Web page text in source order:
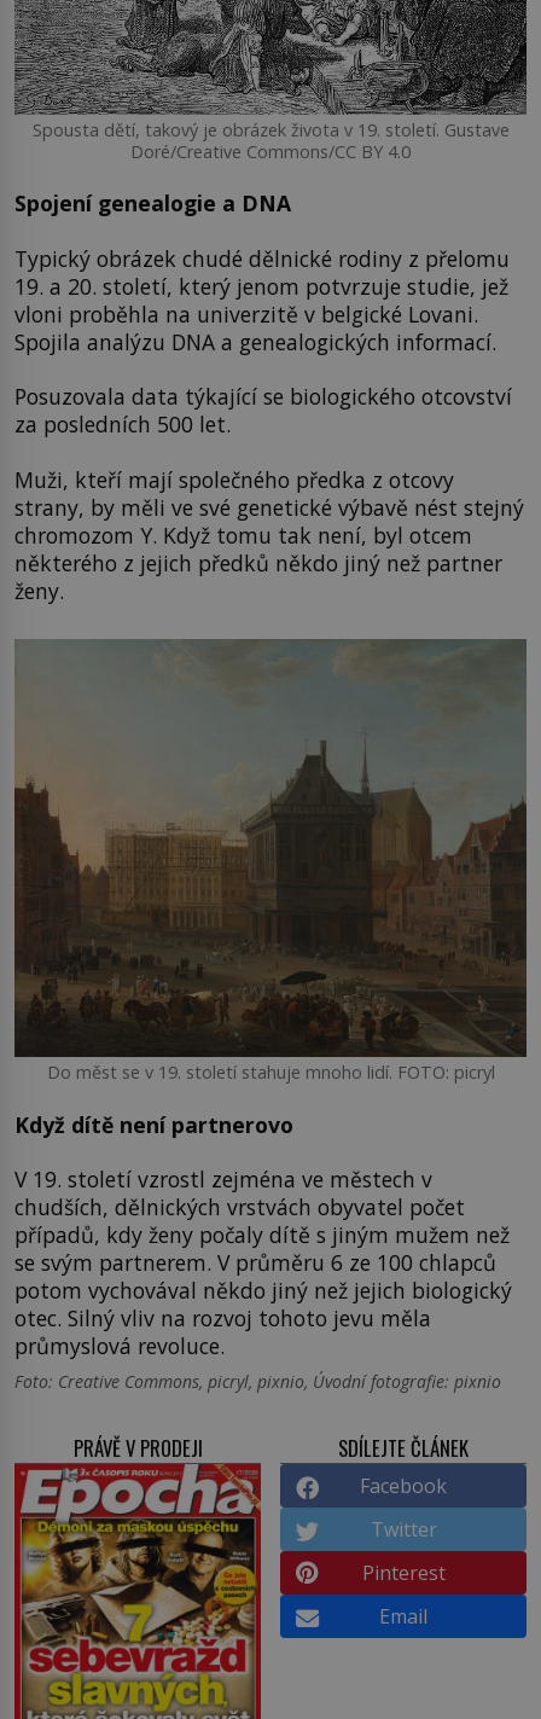
Spousta dětí, takový je obrázek života v 19. století. Gustave
Doré/Creative Commons/CC BY 4.0
Spojení genealogie a DNA
Typický obrázek chudé dělnické rodiny z přelomu
19. a 20. století, který jenom potvrzuje studie, jež
vloni proběhla na univerzitě v belgické Lovani.
Spojila analýzu DNA a genealogických informací.
Posuzovala data týkající se biologického otcovství
za posledních 500 let.
Muži, kteří mají společného předka z otcovy
strany, by měli ve své genetické výbavě nést stejný
chromozom Y. Když tomu tak není, byl otcem
některého z jejich předků někdo jiný než partner
ženy.
Do měst se v 19. století stahuje mnoho lidí. FOTO: picryl
Když dítě není partnerovo
V 19. století vzrostl zejména ve městech v
chudších, dělnických vrstvách obyvatel počet
případů, kdy ženy počaly dítě s jiným mužem než
se svým partnerem. V průměru 6 ze 100 chlapců
potom vychovával někdo jiný než jejich biologický
otec. Silný vliv na rozvoj tohoto jevu měla
průmyslová revoluce.
Foto: Creative Commons, picryl, pixnio, Úvodní fotografie: pixnio
PRÁVĚ V PRODEJI SDÍLEJTE ČLÁNEK
Facebook
Twitter
Pinterest
Email